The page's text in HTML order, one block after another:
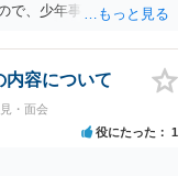
で、少年事件を扱う弁護
内容について
・面会
役にたった 1